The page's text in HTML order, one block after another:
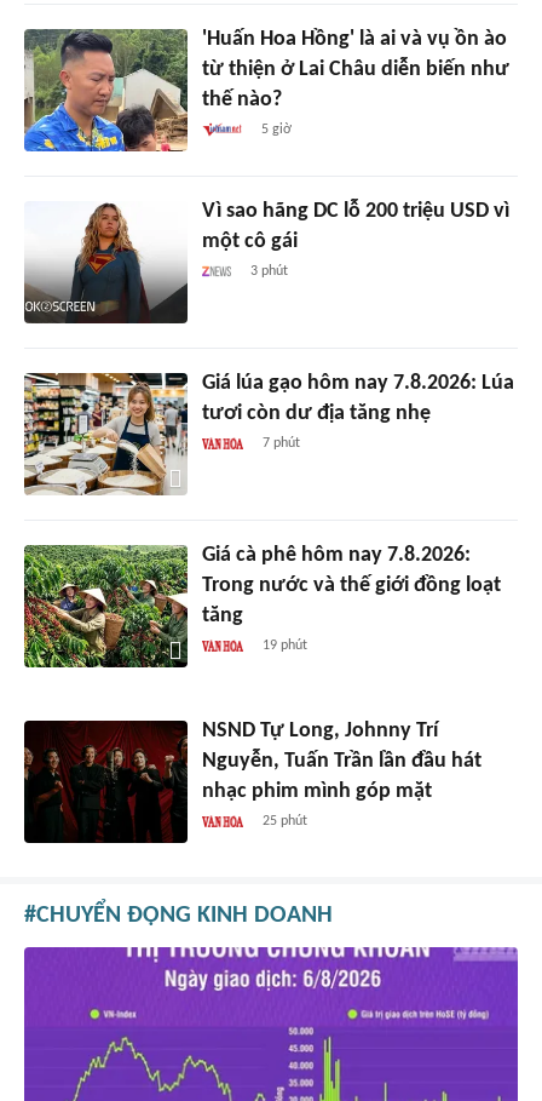
'Huấn Hoa Hồng' là ai và vụ ồn ào
từ thiện ở Lai Châu diễn biến như
thế nào?
5 giờ
Vì sao hãng DC lỗ 200 triệu USD vì
một cô gái
3 phút
Giá lúa gạo hôm nay 7.8.2026: Lúa
tươi còn dư địa tăng nhẹ
7 phút
Giá cà phê hôm nay 7.8.2026:
Trong nước và thế giới đồng loạt
tăng
19 phút
NSND Tự Long, Johnny Trí
Nguyễn, Tuấn Trần lần đầu hát
nhạc phim mình góp mặt
25 phút
CHUYỂN ĐỘNG KINH DOANH